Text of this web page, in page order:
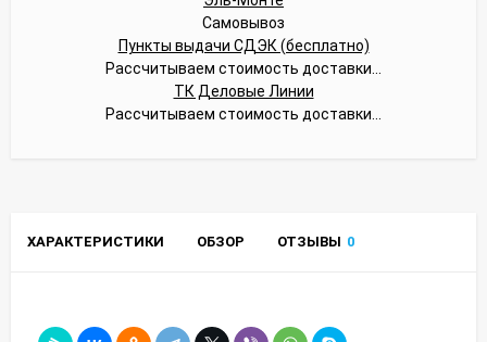
Самовывоз
Пункты выдачи СДЭК (бесплатно)
Рассчитываем стоимость доставки...
ТК Деловые Линии
Рассчитываем стоимость доставки...
ХАРАКТЕРИСТИКИ ОБЗОР ОТЗЫВЫ 0